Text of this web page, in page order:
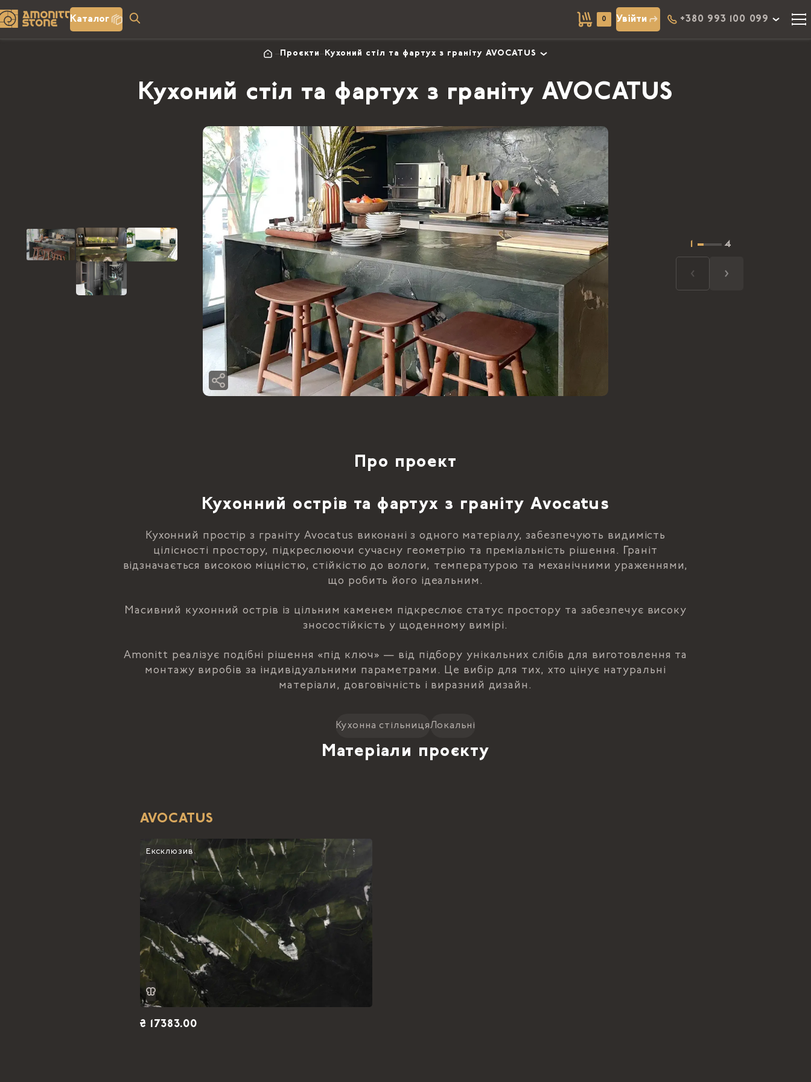
Каталог 0 Увійти +380 993 100 099
Проєкти Кухоний стіл та фартух з граніту AVOCATUS
Кухоний стіл та фартух з граніту AVOCATUS
4
Про проект
Кухонний острів та фартух з граніту Avocatus
Кухонний простір з граніту Avocatus виконані з одного матеріалу, забезпечують видимість
цілісності простору, підкреслюючи сучасну геометрію та преміальність рішення. Граніт
відзначається високою міцністю, стійкістю до вологи, температурою та механічними ураженнями,
що робить його ідеальним.
Масивний кухонний острів із цільним каменем підкреслює статус простору та забезпечує високу
зносостійкість у щоденному вимірі.
Amonitt реалізує подібні рішення «під ключ» — від підбору унікальних слібів для виготовлення та
монтажу виробів за індивідуальними параметрами. Це вибір для тих, хто цінує натуральні
матеріали, довговічність і виразний дизайн.
Кухонна стільницяЛокальні
Матеріали проєкту
AVOCATUS
Ексклюзив
₴ 17383.00